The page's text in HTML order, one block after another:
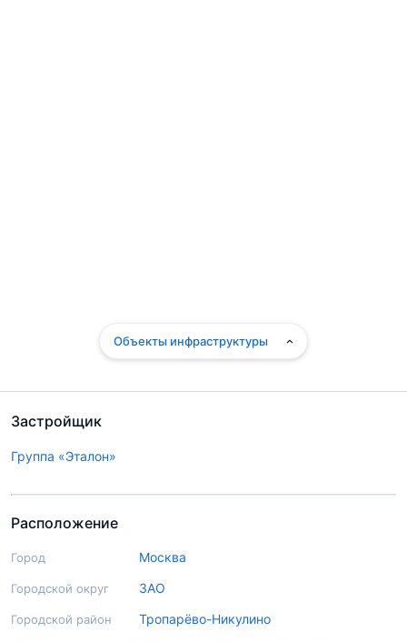
Застройщик
Группа «Эталон»
Расположение
Город Москва
Городской округ ЗАО
Городской район Тропарёво-Никулино
Объекты инфраструктуры